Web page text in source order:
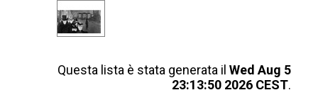
Questa lista è stata generata il Wed Aug 5
23:13:50 2026 CEST.